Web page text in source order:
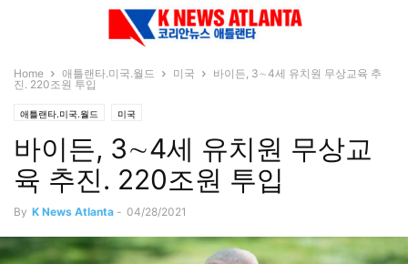
Home 애틀랜타.미국.월드 미국
바이든, 3∼4세 유치원 무상교육 추
진. 220조원 투입
애틀랜타.미국.월드 미국
바이든, 3∼4세 유치원 무상교
육 추진. 220조원 투입
By K News Atlanta - 04/28/2021